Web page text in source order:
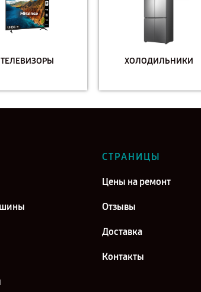
ТЕЛЕВИЗОРЫ ХОЛОДИЛЬНИКИ
СТРАНИЦЫ
Цены на ремонт
Отзывы
Доставка
Контакты